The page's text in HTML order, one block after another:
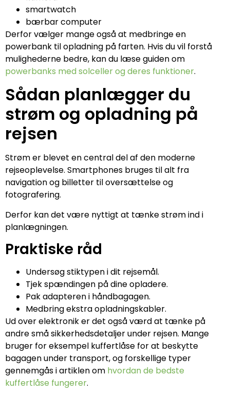
smartwatch
bærbar computer
Derfor vælger mange også at medbringe en
powerbank til opladning på farten. Hvis du vil forstå
mulighederne bedre, kan du læse guiden om
powerbanks med solceller og deres funktioner.
Sådan planlægger du
strøm og opladning på
rejsen
Strøm er blevet en central del af den moderne
rejseoplevelse. Smartphones bruges til alt fra
navigation og billetter til oversættelse og
fotografering.
Derfor kan det være nyttigt at tænke strøm ind i
planlægningen.
Praktiske råd
Undersøg stiktypen i dit rejsemål.
Tjek spændingen på dine opladere.
Pak adapteren i håndbagagen.
Medbring ekstra opladningskabler.
Ud over elektronik er det også værd at tænke på
andre små sikkerhedsdetaljer under rejsen. Mange
bruger for eksempel kuffertlåse for at beskytte
bagagen under transport, og forskellige typer
gennemgås i artiklen om hvordan de bedste
kuffertlåse fungerer.